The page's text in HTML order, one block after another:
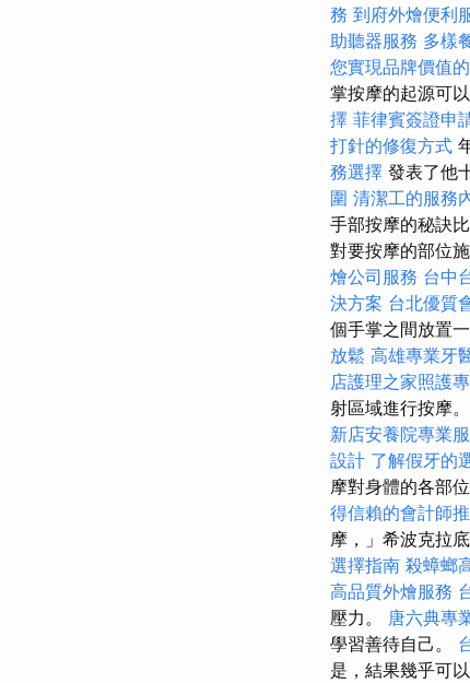
務 到府外燴便利
助聽器服務 多樣
您實現品牌價值
掌按摩的起源可
擇 菲律賓簽證申
打針的修復方式
務選擇 發表了他
圍 清潔工的服務
手部按摩的秘訣
對要按摩的部位
燴公司服務 台中
決方案 台北優質
個手掌之間放置
放鬆 高雄專業牙
店護理之家照護
射區域進行按摩。
新店安養院專業
設計 了解假牙的
摩對身體的各部
得信賴的會計師
摩，」希波克拉
選擇指南 殺蟑螂
高品質外燴服務
壓力。 唐六典專
學習善待自己。
是，結果幾乎可